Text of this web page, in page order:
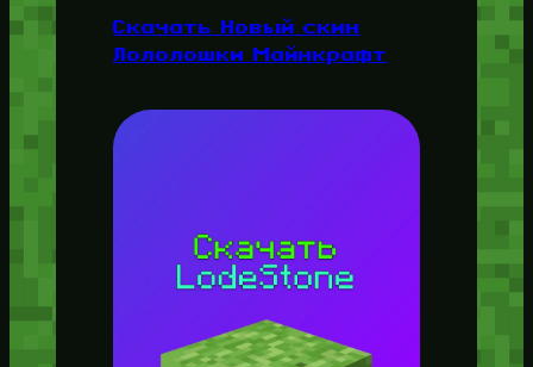
Скачать Новый скин
Лололошки Майнкрафт